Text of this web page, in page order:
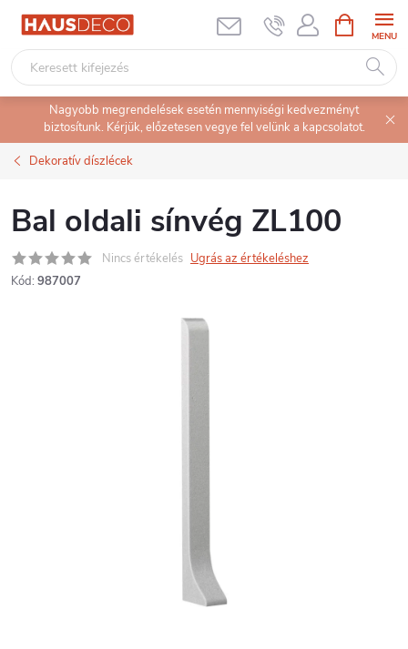
Ugrás
tartalomhoz
KOSÁR
Nagyobb megrendelések esetén mennyiségi kedvezményt
biztosítunk. Kérjük, előzetesen vegye fel velünk a kapcsolatot.
Dekoratív díszlécek
Bal oldali sínvég ZL100
Nincs értékelés Ugrás az értékeléshez
Kód: 987007